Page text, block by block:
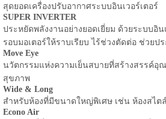
สุดยอดเครื่องปรับอากาศระบบอินเวอร์เตอร์
SUPER INVERTER
ประหยัดพลังงานอย่างยอดเยี่ยม ด้วยระบบอิน
รอบมอเตอร์ให้ราบเรียบ ไร้ช่วงตัดต่อ ช่วยป
Move Eye
นวัตกรรมแห่งความเย็นสบายที่สร้างสรรค์อุ
สุขภาพ
Wide & Long
สำหรับห้องที่มีขนาดใหญ่พิเศษ เช่น ห้องสไต
Econo Air